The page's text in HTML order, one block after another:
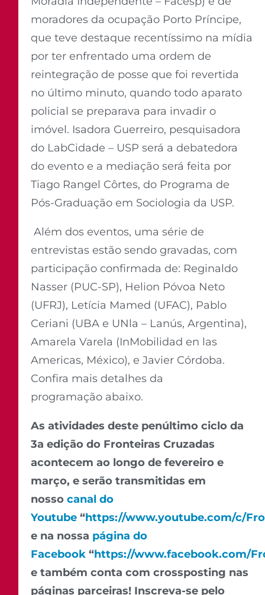
moradores da ocupação Porto Príncipe,
que teve destaque recentíssimo na mídia
por ter enfrentado uma ordem de
reintegração de posse que foi revertida
no último minuto, quando todo aparato
policial se preparava para invadir o
imóvel. Isadora Guerreiro, pesquisadora
do LabCidade – USP será a debatedora
do evento e a mediação será feita por
Tiago Rangel Côrtes, do Programa de
Pós-Graduação em Sociologia da USP.
Além dos eventos, uma série de
entrevistas estão sendo gravadas, com
participação confirmada de: Reginaldo
Nasser (PUC-SP), Helion Póvoa Neto
(UFRJ), Letícia Mamed (UFAC), Pablo
Ceriani (UBA e UNla – Lanús, Argentina),
Amarela Varela (InMobilidad en las
Americas, México), e Javier Córdoba.
Confira mais detalhes da
programação abaixo.
As atividades deste penúltimo ciclo da
3a edição do Fronteiras Cruzadas
acontecem ao longo de fevereiro e
março, e serão transmitidas em
nossocanal do
Youtube “https://www.youtube.com/c/
e na nossa página do
Facebook “https://www.facebook.com/
e também conta com crossposting nas
páginas parceiras! Inscreva-se pelo